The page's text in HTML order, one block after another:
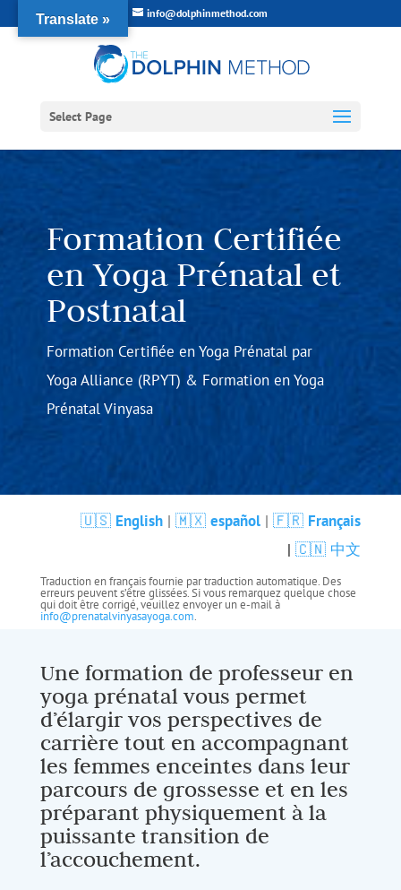
info@dolphinmethod.com
Select Page
Formation Certifiée
en Yoga Prénatal et
Postnatal
Formation Certifiée en Yoga Prénatal par
Yoga Alliance (RPYT) & Formation en Yoga
Prénatal Vinyasa
🇺🇸 English |🇲🇽español |🇫🇷 Français
| 🇨🇳 中文
Traduction en français fournie par traduction automatique. Des
erreurs peuvent s’être glissées. Si vous remarquez quelque chose
qui doit être corrigé, veuillez envoyer un e-mail à
info@prenatalvinyasayoga.com.
Une formation de professeur en
yoga prénatal vous permet
d’élargir vos perspectives de
carrière tout en accompagnant
les femmes enceintes dans leur
parcours de grossesse et en les
préparant physiquement à la
puissante transition de
l’accouchement.
Translate »